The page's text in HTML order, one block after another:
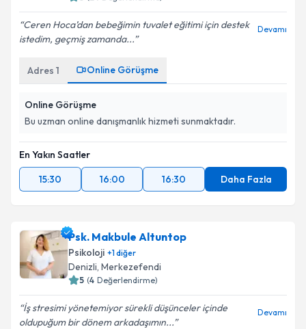
Ceren Hoca’dan bebeğimin tuvalet eğitimi için destek
istedim, geçmiş zamanda...
Devamı
Adres 1 Online Görüşme
Online Görüşme
Bu uzman online danışmanlık hizmeti sunmaktadır.
En Yakın Saatler
15:30
16:00 16:30 Daha Fazla
Psk. Makbule Altuntop
Psikoloji +1diğer
Denizli, Merkezefendi
5 (4 Değerlendirme)
İş stresimi yönetemiyor sürekli düşünceler içinde
oldupuğum bir dönem arkadaşımın...
Devamı